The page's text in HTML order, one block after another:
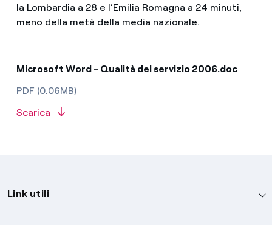
la Lombardia a 28 e l’Emilia Romagna a 24 minuti,
meno della metà della media nazionale.
Microsoft Word - Qualità del servizio 2006.doc
PDF (0.06MB)
Scarica
Link utili